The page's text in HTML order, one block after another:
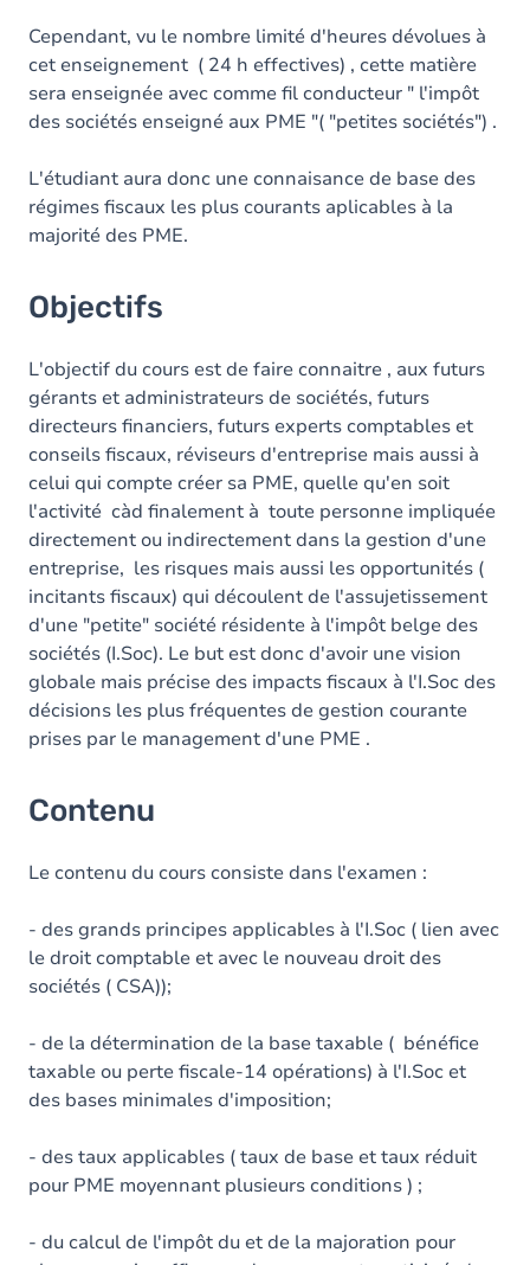
Cependant, vu le nombre limité d'heures dévolues à
cet enseignement ( 24 h effectives) , cette matière
sera enseignée avec comme fil conducteur " l'impôt
des sociétés enseigné aux PME "( "petites sociétés") .
L'étudiant aura donc une connaisance de base des
régimes fiscaux les plus courants aplicables à la
majorité des PME.
Objectifs
L'objectif du cours est de faire connaitre , aux futurs
gérants et administrateurs de sociétés, futurs
directeurs financiers, futurs experts comptables et
conseils fiscaux, réviseurs d'entreprise mais aussi à
celui qui compte créer sa PME, quelle qu'en soit
l'activité càd finalement à toute personne impliquée
directement ou indirectement dans la gestion d'une
entreprise, les risques mais aussi les opportunités (
incitants fiscaux) qui découlent de l'assujetissement
d'une "petite" société résidente à l'impôt belge des
sociétés (I.Soc). Le but est donc d'avoir une vision
globale mais précise des impacts fiscaux à l'I.Soc des
décisions les plus fréquentes de gestion courante
prises par le management d'une PME .
Contenu
Le contenu du cours consiste dans l'examen :
- des grands principes applicables à l'I.Soc ( lien avec
le droit comptable et avec le nouveau droit des
sociétés ( CSA));
- de la détermination de la base taxable ( bénéfice
taxable ou perte fiscale-14 opérations) à l'I.Soc et
des bases minimales d'imposition;
- des taux applicables ( taux de base et taux réduit
pour PME moyennant plusieurs conditions ) ;
- du calcul de l'impôt du et de la majoration pour